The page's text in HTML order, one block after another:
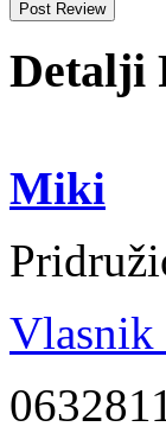
Detalji
Miki
Vlasnik